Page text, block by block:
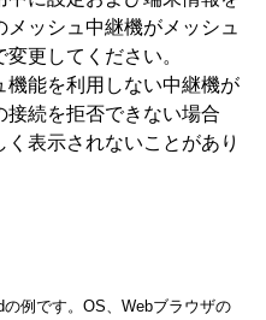
ッシュ中継機がメッシュ
更してください。
機能を利用しない中継機が
続を拒否できない場合
表示されないことがあり
例です。OS、Webブラウザの